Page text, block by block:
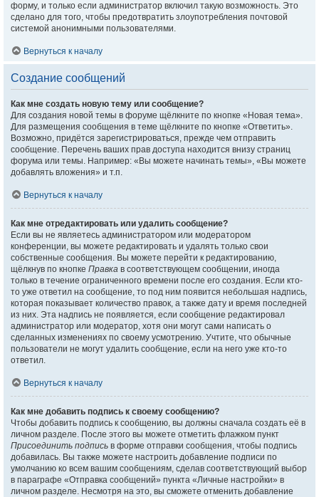
форму, и только если администратор включил такую возможность. Это
сделано для того, чтобы предотвратить злоупотребления почтовой
системой анонимными пользователями.
Вернуться к началу
Создание сообщений
Как мне создать новую тему или сообщение?
Для создания новой темы в форуме щёлкните по кнопке «Новая тема».
Для размещения сообщения в теме щёлкните по кнопке «Ответить».
Возможно, придётся зарегистрироваться, прежде чем отправить
сообщение. Перечень ваших прав доступа находится внизу страниц
форума или темы. Например: «Вы можете начинать темы», «Вы можете
добавлять вложения» и т.п.
Вернуться к началу
Как мне отредактировать или удалить сообщение?
Если вы не являетесь администратором или модератором
конференции, вы можете редактировать и удалять только свои
собственные сообщения. Вы можете перейти к редактированию,
щёлкнув по кнопке Правка в соответствующем сообщении, иногда
только в течение ограниченного времени после его создания. Если кто-
то уже ответил на сообщение, то под ним появится небольшая надпись,
которая показывает количество правок, а также дату и время последней
из них. Эта надпись не появляется, если сообщение редактировал
администратор или модератор, хотя они могут сами написать о
сделанных изменениях по своему усмотрению. Учтите, что обычные
пользователи не могут удалить сообщение, если на него уже кто-то
ответил.
Вернуться к началу
Как мне добавить подпись к своему сообщению?
Чтобы добавить подпись к сообщению, вы должны сначала создать её в
личном разделе. После этого вы можете отметить флажком пункт
Присоединить подпись в форме отправки сообщения, чтобы подпись
добавилась. Вы также можете настроить добавление подписи по
умолчанию ко всем вашим сообщениям, сделав соответствующий выбор
в параграфе «Отправка сообщений» пункта «Личные настройки» в
личном разделе. Несмотря на это, вы сможете отменить добавление